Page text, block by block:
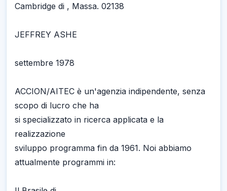
Cambridge di , Massa. 02138
JEFFREY ASHE
settembre 1978
ACCION/AITEC è un'agenzia indipendente, senza
scopo di lucro che ha
si specializzato in ricerca applicata e la
realizzazione
sviluppo programma fin da 1961. Noi abbiamo
attualmente programmi in: